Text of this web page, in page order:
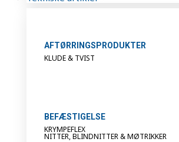
AFTØRRINGSPRODUKTER
KLUDE & TVIST
BEFÆSTIGELSE
KRYMPEFLEX
NITTER, BLINDNITTER & MØTRIKKER